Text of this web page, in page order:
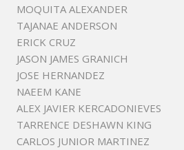
MOQUITA ALEXANDER
TAJANAE ANDERSON
ERICK CRUZ
JASON JAMES GRANICH
JOSE HERNANDEZ
NAEEM KANE
ALEX JAVIER KERCADONIEVES
TARRENCE DESHAWN KING
CARLOS JUNIOR MARTINEZ